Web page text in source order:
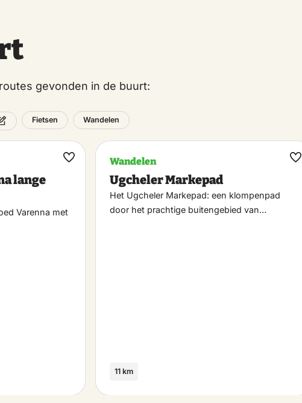
gevonden in de buurt:
Fietsen Wandelen
lange
Varenna met
Maak
Wandelen
Ugcheler Markepad
Het Ugcheler Markepad: een klompenpad
door het prachtige buitengebied van…
11 km